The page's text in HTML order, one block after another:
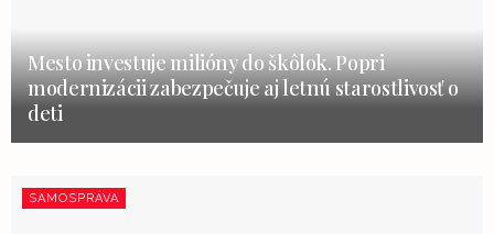
Mesto investuje milióny do škôlok. Popri
modernizácii zabezpečuje aj letnú starostlivosť o
deti
SAMOSPRÁVA